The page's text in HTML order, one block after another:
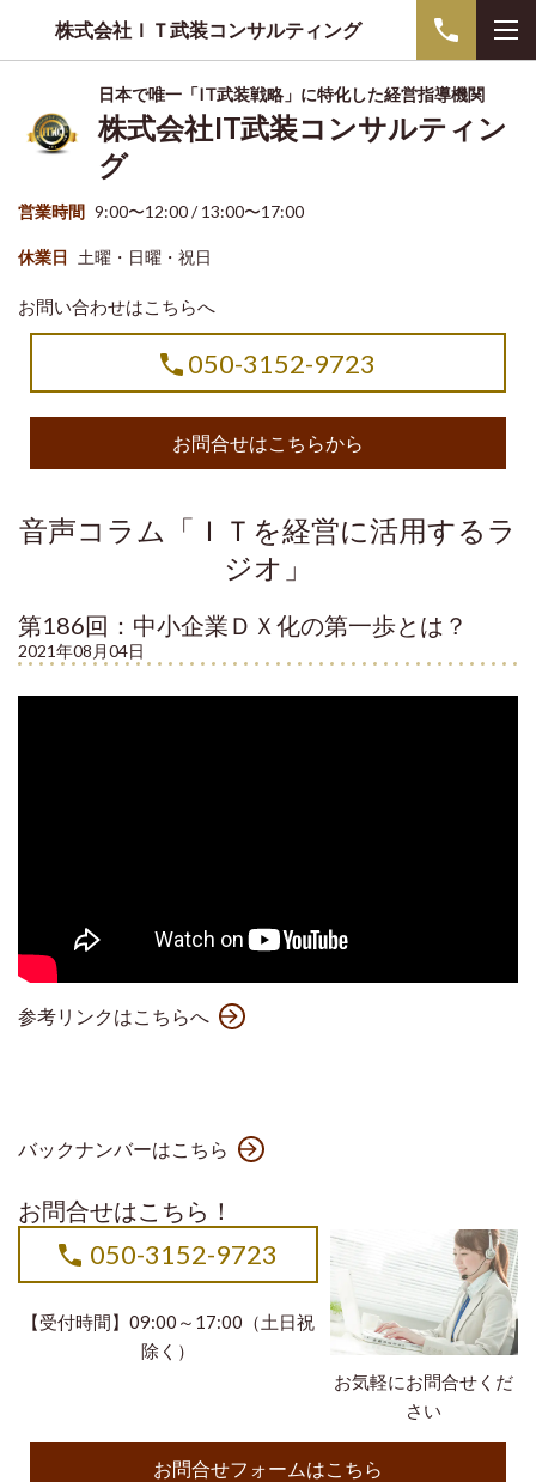
株式会社ＩＴ武装コンサルティング
日本で唯一「IT武装戦略」に特化した経営指導機関
株式会社IT武装コンサルティン
グ
営業時間 9:00〜12:00 / 13:00〜17:00
休業日 土曜・日曜・祝日
お問い合わせはこちらへ
050-3152-9723
お問合せはこちらから
音声コラム「ＩＴを経営に活用するラ
ジオ」
第186回：中小企業ＤＸ化の第一歩とは？
2021年08月04日
参考リンクはこちらへ
バックナンバーはこちら
お問合せはこちら！
お気軽にお問合せくだ
さい
050-3152-9723
【受付時間】09:00～17:00（土日祝
除く）
お問合せフォームはこちら